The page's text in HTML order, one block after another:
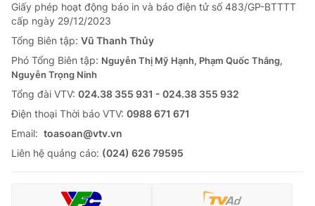
Giấy phép hoạt động báo in và báo điện tử số 483/GP-BTTTT
cấp ngày 29/12/2023
Tổng Biên tập: Vũ Thanh Thủy
Phó Tổng Biên tập: Nguyễn Thị Mỹ Hạnh, Phạm Quốc Thắng,
Nguyễn Trọng Ninh
Tổng đài VTV: 024.38 355 931 - 024.38 355 932
Ðiện thoại Thời báo VTV: 0988 671 671
Email: toasoan@vtv.vn
Liên hệ quảng cáo: (024) 626 79595